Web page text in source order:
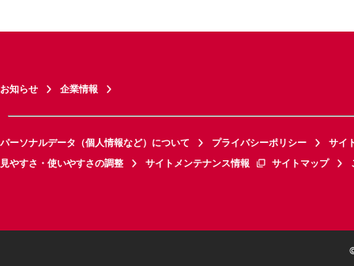
お知らせ 企業情報
パーソナルデータ（個人情報など）について プライバシーポリシー
サイ
見やすさ・使いやすさの調整
サイトメンテナンス情報 サイトマップ